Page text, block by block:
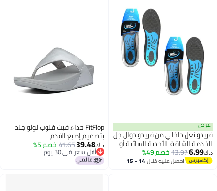
عرض
فريدو نعل داخلي من فريدو دوال جل
للخدمة الشاقة، للأحذية السائبة أو
لاستبدال النعال الموجودة حالياً،
حشوات أحذية سميكة، راحة ودعم
د.ك‏6.99
13.97خصم 49%
احصل عليه خلال 14 - 15
FitFlop حذاء فيت فلوب لولو جلد
بتصميم إصبع القدم
د.ك‏39.48
41.65خصم 5%
أقل سعر في 30 يوم
أقل سعر في 30 يوم